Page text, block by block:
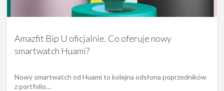
Amazfit Bip U oficjalnie. Co oferuje nowy
smartwatch Huami?
Nowy smartwatch od Huami to kolejna odsłona poprzedników
z portfolio…